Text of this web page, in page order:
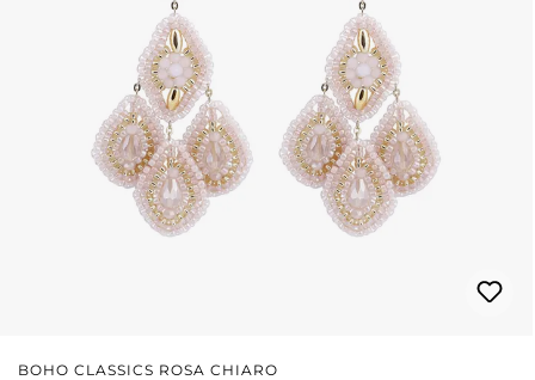
BOHO CLASSICS ROSA CHIARO